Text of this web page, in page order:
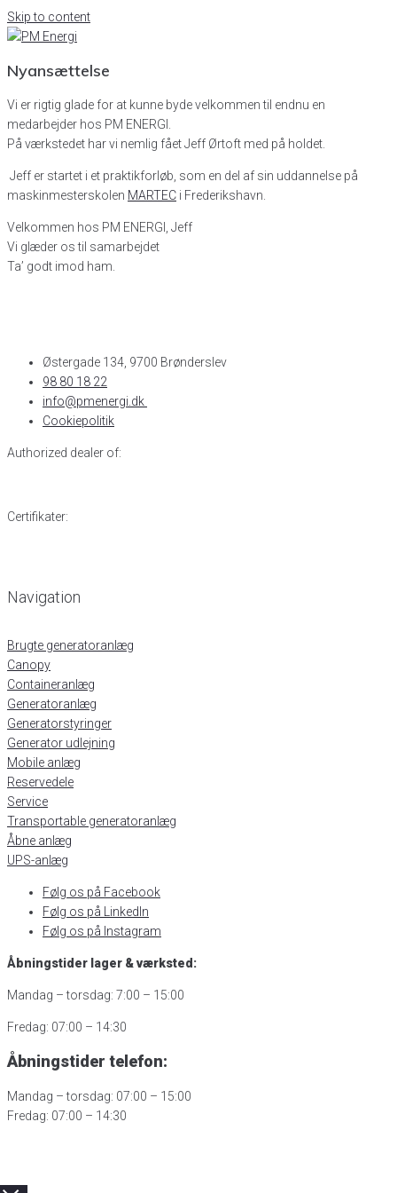
Skip to content
Nyansættelse
Vi er rigtig glade for at kunne byde velkommen til endnu en
medarbejder hos PM ENERGI.
På værkstedet har vi nemlig fået Jeff Ørtoft med på holdet.
Jeff er startet i et praktikforløb, som en del af sin uddannelse på
maskinmesterskolen MARTEC i Frederikshavn.
Velkommen hos PM ENERGI, Jeff
Vi glæder os til samarbejdet
Ta’ godt imod ham.
Østergade 134, 9700 Brønderslev​
98 80 18 22
info@pmenergi.dk​ ​
Cookiepolitik
Authorized dealer of:
Certifikater:
Navigation
Brugte generatoranlæg
Canopy
Containeranlæg
Generatoranlæg
Generatorstyringer
Generator udlejning
Mobile anlæg
Reservedele
Service
Transportable generatoranlæg
Åbne anlæg
UPS-anlæg
Følg os på Facebook
Følg os på LinkedIn
Følg os på Instagram
Åbningstider lager & værksted:
Mandag – torsdag: 7:00 – 15:00
Fredag: 07:00 – 14:30
Åbningstider telefon:
Mandag – torsdag: 07:00 – 15:00
Fredag: 07:00 – 14:30